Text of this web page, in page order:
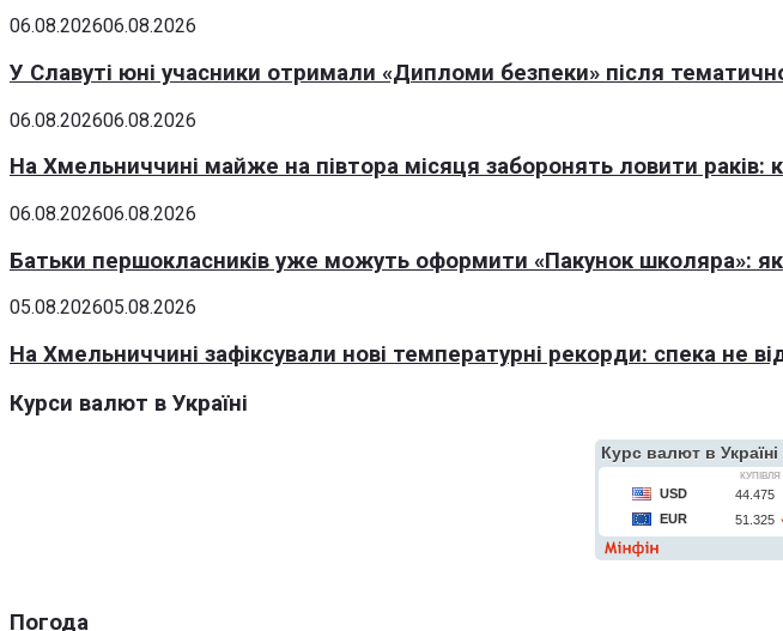
06.08.202606.08.2026
У Славуті юні учасники отримали «Дипломи безпеки» після
06.08.202606.08.2026
На Хмельниччині майже на півтора місяця заборонять ловити
06.08.202606.08.2026
Батьки першокласників уже можуть оформити «Пакунок школяра»:
05.08.202605.08.2026
На Хмельниччині зафіксували нові температурні рекорди: спека не
Курси валют в Україні
Погода